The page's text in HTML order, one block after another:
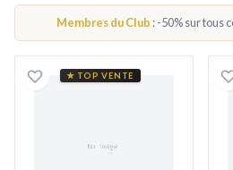
Membres du Club : -50% sur tous
★ TOP VENTEBoucles d'oreilles